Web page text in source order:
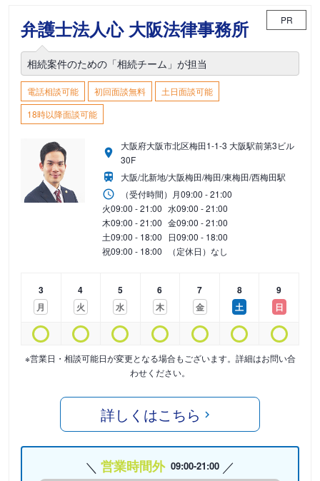
弁護士法人心 大阪法律事務所 PR
相続案件のための「相続チーム」が担当
電話相談可能 初回面談無料
土日面談可能
18時以降面談可能
大阪府大阪市北区梅田1-1-3 大阪駅前第3ビル
30F
大阪/北新地/大阪梅田/梅田/東梅田/西梅田駅
（受付時間） 月09:00 - 21:00
火09:00 - 21:00 水09:00 - 21:00
木09:00 - 21:00 金09:00 - 21:00
土09:00 - 18:00 日09:00 - 18:00
祝09:00 - 18:00 （定休日）なし
3
月
4
火
5
水
6
木
7
金
8
土
9
日
※営業日・相談可能日が変更となる場合もございます。詳細はお問い合
わせください。
詳しくはこちら
営業時間外 09:00-21:00